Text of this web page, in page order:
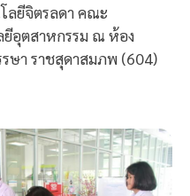
ลยีจิตรลดา คณะ
อุตสาหกรรม ณ ห้อง
ษา ราชสุดาสมภพ (604)